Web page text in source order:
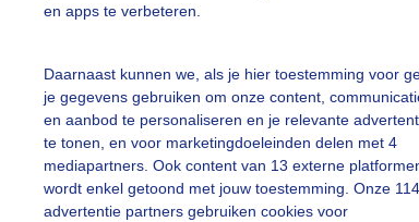
en apps te verbeteren.
Daarnaast kunnen we, als je hier toestemming voor
je gegevens gebruiken om onze content,
en aanbod te personaliseren en je relevante
te tonen, en voor marketingdoeleinden delen met 4
mediapartners. Ook content van 13 externe
wordt enkel getoond met jouw toestemming. Onze 114
advertentie partners gebruiken cookies voor
in de ochtend
Jos Hebben Gemaakt: 11-05-2026, 22x bekeken
Regen Wolken